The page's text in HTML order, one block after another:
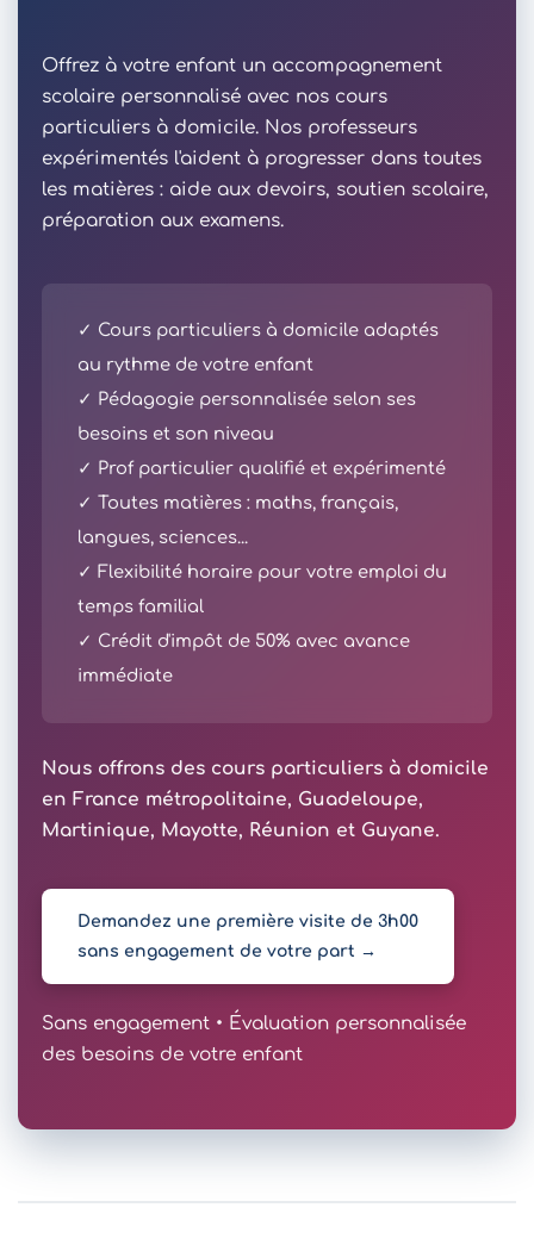
Offrez à votre enfant un accompagnement
scolaire personnalisé avec nos cours
particuliers à domicile. Nos professeurs
expérimentés l'aident à progresser dans toutes
les matières : aide aux devoirs, soutien scolaire,
préparation aux examens.
✓ Cours particuliers à domicile adaptés
au rythme de votre enfant
✓ Pédagogie personnalisée selon ses
besoins et son niveau
✓ Prof particulier qualifié et expérimenté
✓ Toutes matières : maths, français,
langues, sciences...
✓ Flexibilité horaire pour votre emploi du
temps familial
✓ Crédit d'impôt de 50% avec avance
immédiate
Nous offrons des cours particuliers à domicile
en France métropolitaine, Guadeloupe,
Martinique, Mayotte, Réunion et Guyane.
Demandez une première visite de 3h00
sans engagement de votre part →
Sans engagement • Évaluation personnalisée
des besoins de votre enfant